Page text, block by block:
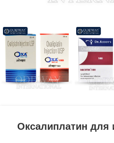
Оксалиплатин для